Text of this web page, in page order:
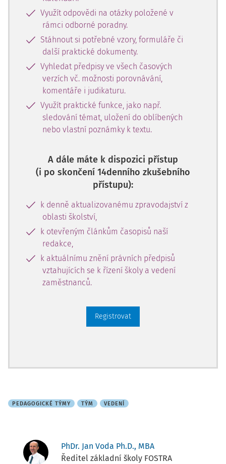
dnes dokážeme překonat dvě zásadní omezení
dosavadních metod: limitovaný počet osob, které lze
sledovat
Využít odpovědi na otázky položené v
rámci odborné poradny.
Stáhnout si potřebné vzory, formuláře či
další praktické dokumenty.
Vyhledat předpisy ve všech časových
verzích vč. možnosti porovnávání,
komentáře i judikaturu.
Využít praktické funkce, jako např.
sledování témat, uložení do oblíbených
nebo vlastní poznámky k textu.
A dále máte k dispozici přístup
(i po skončení 14denního zkušebního
přístupu):
k denně aktualizovanému zpravodajství z
oblasti školství,
k otevřeným článkům časopisů naší
redakce,
k aktuálnímu znění právních předpisů
vztahujících se k řízení školy a vedení
zaměstnanců.
Registrovat
PEDAGOGICKÉ TÝMY TÝM VEDENÍ
PhDr. Jan Voda Ph.D., MBA
Ředitel základní školy FOSTRA